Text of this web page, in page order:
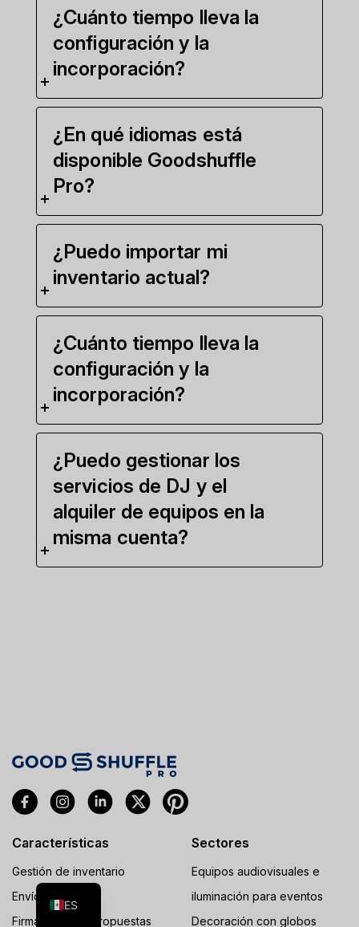
¿Cuánto tiempo lleva la
configuración y la
incorporación?
¿En qué idiomas está
disponible Goodshuffle
Pro?
¿Puedo importar mi
inventario actual?
¿Cuánto tiempo lleva la
configuración y la
incorporación?
¿Puedo gestionar los
servicios de DJ y el
alquiler de equipos en la
misma cuenta?
Características
Gestión de inventario
Envío
Firmar y pagar propuestas
Sectores
Equipos audiovisuales e
iluminación para eventos
Decoración con globos
ES
EN
FR